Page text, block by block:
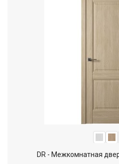
DR - Межкомнатная